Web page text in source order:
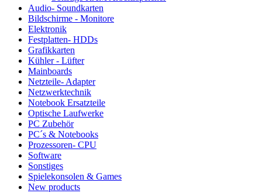
Audio- Soundkarten
Bildschirme - Monitore
Elektronik
Festplatten- HDDs
Grafikkarten
Kühler - Lüfter
Mainboards
Netzteile- Adapter
Netzwerktechnik
Notebook Ersatzteile
Optische Laufwerke
PC Zubehör
PC´s & Notebooks
Prozessoren- CPU
Software
Sonstiges
Spielekonsolen & Games
New products